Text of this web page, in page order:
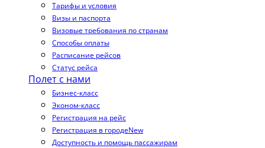
Тарифы и условия
Визы и паспорта
Визовые требования по странам
Способы оплаты
Расписание рейсов
Статус рейса
Полет с нами
Бизнес-класс
Эконом-класс
Регистрация на рейс
Регистрация в городеNew
Доступность и помощь пассажирам